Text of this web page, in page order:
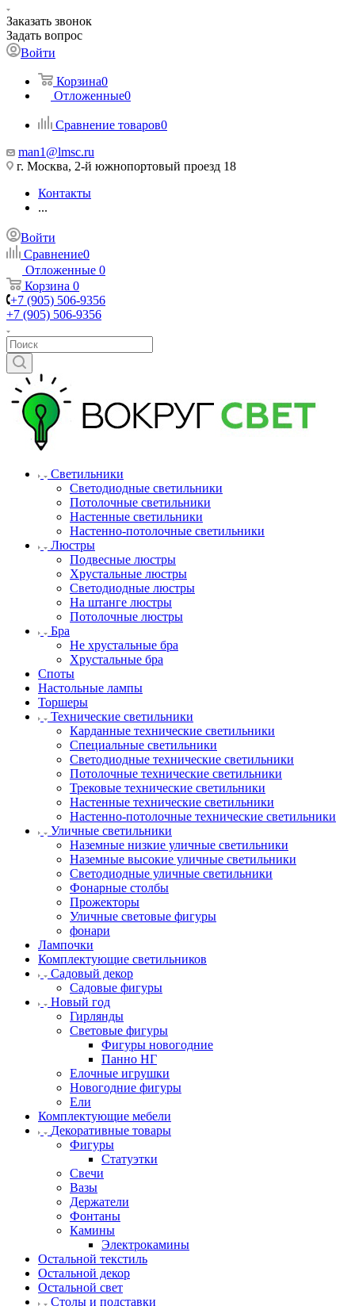
Заказать звонок
Задать вопрос
Войти
Корзина0
Отложенные0
Сравнение товаров0
man1@lmsc.ru
г. Москва, 2-й южнопортовый проезд 18
Контакты
...
Войти
Сравнение0
Отложенные 0
Корзина 0
+7 (905) 506-9356
+7 (905) 506-9356
Светильники
Светодиодные светильники
Потолочные светильники
Настенные светильники
Настенно-потолочные светильники
Люстры
Подвесные люстры
Хрустальные люстры
Светодиодные люстры
На штанге люстры
Потолочные люстры
Бра
Не хрустальные бра
Хрустальные бра
Споты
Настольные лампы
Торшеры
Технические светильники
Карданные технические светильники
Специальные светильники
Светодиодные технические светильники
Потолочные технические светильники
Трековые технические светильники
Настенные технические светильники
Настенно-потолочные технические светильники
Уличные светильники
Наземные низкие уличные светильники
Наземные высокие уличные светильники
Светодиодные уличные светильники
Фонарные столбы
Прожекторы
Уличные световые фигуры
фонари
Лампочки
Комплектующие светильников
Садовый декор
Садовые фигуры
Новый год
Гирлянды
Световые фигуры
Фигуры новогодние
Панно НГ
Елочные игрушки
Новогодние фигуры
Ели
Комплектующие мебели
Декоративные товары
Фигуры
Статуэтки
Свечи
Вазы
Держатели
Фонтаны
Камины
Электрокамины
Остальной текстиль
Остальной декор
Остальной свет
Столы и подставки